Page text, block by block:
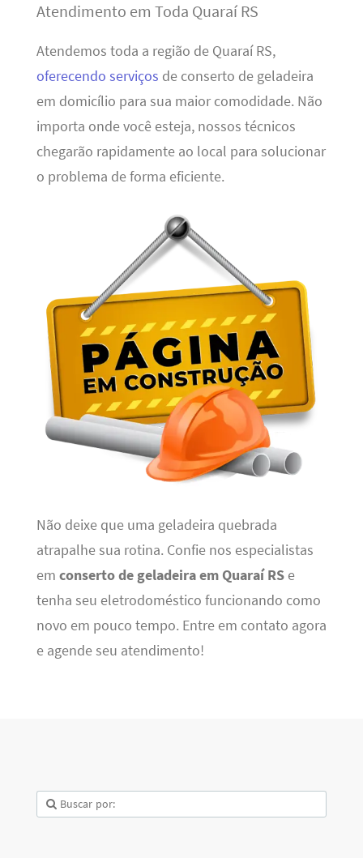
Atendimento em Toda Quaraí RS
Atendemos toda a região de Quaraí RS,
oferecendo serviços de conserto de geladeira
em domicílio para sua maior comodidade. Não
importa onde você esteja, nossos técnicos
chegarão rapidamente ao local para solucionar
o problema de forma eficiente.
Não deixe que uma geladeira quebrada
atrapalhe sua rotina. Confie nos especialistas
em conserto de geladeira em Quaraí RSe
tenha seu eletrodoméstico funcionando como
novo em pouco tempo. Entre em contato agora
e agende seu atendimento!